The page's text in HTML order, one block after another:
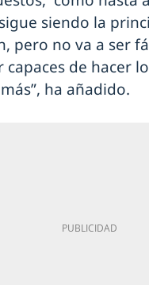
siendo la
pero no va a ser
capaces de hacer
ha añadido.